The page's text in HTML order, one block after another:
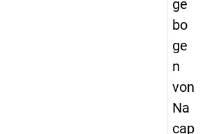
ge
bo
ge
n
von
Na
cap